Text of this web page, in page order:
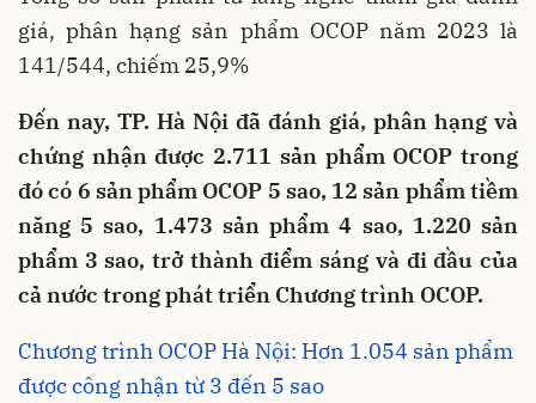
giá, phân hạng sản phẩm OCOP năm 2023 là
141/544, chiếm 25,9%
Đến nay, TP. Hà Nội đã đánh giá, phân hạng và
chứng nhận được 2.711 sản phẩm OCOP trong
đó có 6 sản phẩm OCOP 5 sao, 12 sản phẩm tiềm
năng 5 sao, 1.473 sản phẩm 4 sao, 1.220 sản
phẩm 3 sao, trở thành điểm sáng và đi đầu của
cả nước trong phát triển Chương trình OCOP.
Chương trình OCOP Hà Nội: Hơn 1.054 sản phẩm
được công nhận từ 3 đến 5 sao